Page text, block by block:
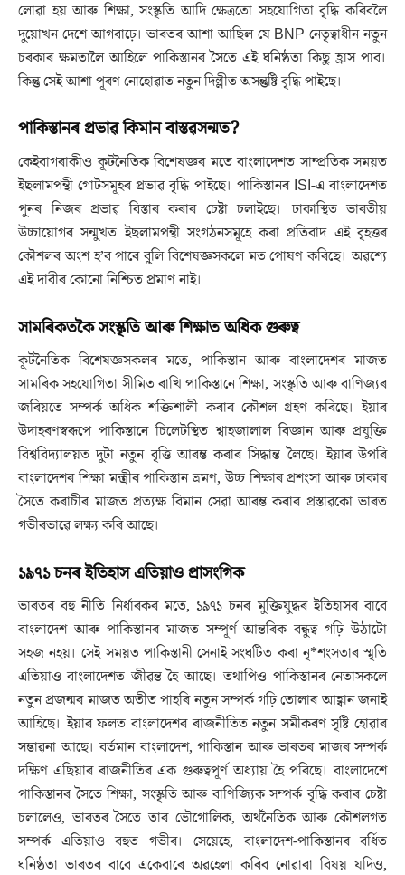
লোৱা হয় আৰু শিক্ষা, সংস্কৃতি আদি ক্ষেত্ৰতো সহযোগিতা বৃদ্ধি কৰিবলৈ
দুয়োখন দেশে আগবাঢ়ে। ভাৰতৰ আশা আছিল যে BNP নেতৃত্বাধীন নতুন
চৰকাৰ ক্ষমতালৈ আহিলে পাকিস্তানৰ সৈতে এই ঘনিষ্ঠতা কিছু হ্ৰাস পাব।
কিন্তু সেই আশা পূৰণ নোহোৱাত নতুন দিল্লীত অসন্তুষ্টি বৃদ্ধি পাইছে।
পাকিস্তানৰ প্ৰভাৱ কিমান বাস্তৱসন্মত?
কেইবাগৰাকীও কূটনৈতিক বিশেষজ্ঞৰ মতে বাংলাদেশত সাম্প্ৰতিক সময়ত
ইছলামপন্থী গোটসমূহৰ প্ৰভাৱ বৃদ্ধি পাইছে। পাকিস্তানৰ ISI-এ বাংলাদেশত
পুনৰ নিজৰ প্ৰভাৱ বিস্তাৰ কৰাৰ চেষ্টা চলাইছে। ঢাকাস্থিত ভাৰতীয়
উচ্চায়োগৰ সন্মুখত ইছলামপন্থী সংগঠনসমূহে কৰা প্ৰতিবাদ এই বৃহত্তৰ
কৌশলৰ অংশ হ’ব পাৰে বুলি বিশেষজ্ঞসকলে মত পোষণ কৰিছে। অৱশ্যে
এই দাবীৰ কোনো নিশ্চিত প্ৰমাণ নাই।
সামৰিকতকৈ সংস্কৃতি আৰু শিক্ষাত অধিক গুৰুত্ব
কূটনৈতিক বিশেষজ্ঞসকলৰ মতে, পাকিস্তান আৰু বাংলাদেশৰ মাজত
সামৰিক সহযোগিতা সীমিত ৰাখি পাকিস্তানে শিক্ষা, সংস্কৃতি আৰু বাণিজ্যৰ
জৰিয়তে সম্পৰ্ক অধিক শক্তিশালী কৰাৰ কৌশল গ্ৰহণ কৰিছে। ইয়াৰ
উদাহৰণস্বৰূপে পাকিস্তানে চিলেটস্থিত শ্বাহজালাল বিজ্ঞান আৰু প্ৰযুক্তি
বিশ্ববিদ্যালয়ত দুটা নতুন বৃত্তি আৰম্ভ কৰাৰ সিদ্ধান্ত লৈছে। ইয়াৰ উপৰি
বাংলাদেশৰ শিক্ষা মন্ত্ৰীৰ পাকিস্তান ভ্ৰমণ, উচ্চ শিক্ষাৰ প্ৰশংসা আৰু ঢাকাৰ
সৈতে কৰাচীৰ মাজত প্ৰত্যক্ষ বিমান সেৱা আৰম্ভ কৰাৰ প্ৰস্তাৱকো ভাৰত
গভীৰভাৱে লক্ষ্য কৰি আছে।
১৯৭১ চনৰ ইতিহাস এতিয়াও প্ৰাসংগিক
ভাৰতৰ বহু নীতি নিৰ্ধাৰকৰ মতে, ১৯৭১ চনৰ মুক্তিযুদ্ধৰ ইতিহাসৰ বাবে
বাংলাদেশ আৰু পাকিস্তানৰ মাজত সম্পূৰ্ণ আন্তৰিক বন্ধুত্ব গঢ়ি উঠাটো
সহজ নহয়। সেই সময়ত পাকিস্তানী সেনাই সংঘটিত কৰা নৃ*শংসতাৰ স্মৃতি
এতিয়াও বাংলাদেশত জীৱন্ত হৈ আছে। তথাপিও পাকিস্তানৰ নেতাসকলে
নতুন প্ৰজন্মৰ মাজত অতীত পাহৰি নতুন সম্পৰ্ক গঢ়ি তোলাৰ আহ্বান জনাই
আহিছে। ইয়াৰ ফলত বাংলাদেশৰ ৰাজনীতিত নতুন সমীকৰণ সৃষ্টি হোৱাৰ
সম্ভাৱনা আছে। বৰ্তমান বাংলাদেশ, পাকিস্তান আৰু ভাৰতৰ মাজৰ সম্পৰ্ক
দক্ষিণ এছিয়াৰ ৰাজনীতিৰ এক গুৰুত্বপূৰ্ণ অধ্যায় হৈ পৰিছে। বাংলাদেশে
পাকিস্তানৰ সৈতে শিক্ষা, সংস্কৃতি আৰু বাণিজ্যিক সম্পৰ্ক বৃদ্ধি কৰাৰ চেষ্টা
চলালেও, ভাৰতৰ সৈতে তাৰ ভৌগোলিক, অৰ্থনৈতিক আৰু কৌশলগত
সম্পৰ্ক এতিয়াও বহুত গভীৰ। সেয়েহে, বাংলাদেশ-পাকিস্তানৰ বৰ্ধিত
ঘনিষ্ঠতা ভাৰতৰ বাবে একেবাৰে অৱহেলা কৰিব নোৱাৰা বিষয় যদিও,